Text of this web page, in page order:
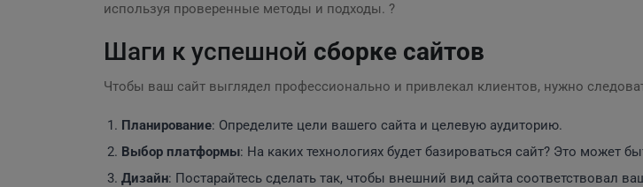
используя проверенные методы и подходы. ?
Шаги к успешной сборке сайтов
Чтобы ваш сайт выглядел профессионально и привлекал клиентов, нужно
Планирование: Определите цели вашего сайта и целевую аудиторию.
Выбор платформы: На каких технологиях будет базироваться сайт? Это может
Дизайн: Постарайтесь сделать так, чтобы внешний вид сайта соответствовал